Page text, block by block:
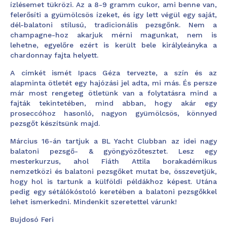
ízlésemet tükrözi. Az a 8-9 gramm cukor, ami benne van,
felerősíti a gyümölcsös ízeket, és így lett végül egy saját,
dél-balatoni stílusú, tradicionális pezsgőnk. Nem a
champagne-hoz akarjuk mérni magunkat, nem is
lehetne, egyelőre ezért is került bele királyleányka a
chardonnay fajta helyett.
A címkét ismét Ipacs Géza tervezte, a szín és az
alapminta ötletét egy hajózási jel adta, mi más. És persze
már most rengeteg ötletünk van a folytatásra mind a
fajták tekintetében, mind abban, hogy akár egy
proseccóhoz hasonló, nagyon gyümölcsös, könnyed
pezsgőt készítsünk majd.
Március 16-án tartjuk a BL Yacht Clubban az idei nagy
balatoni pezsgő- & gyöngyözőtesztet. Lesz egy
mesterkurzus, ahol Fiáth Attila borakadémikus
nemzetközi és balatoni pezsgőket mutat be, összevetjük,
hogy hol is tartunk a külföldi példákhoz képest. Utána
pedig egy sétálókóstoló keretében a balatoni pezsgőkkel
lehet ismerkedni. Mindenkit szeretettel várunk!
Bujdosó Feri